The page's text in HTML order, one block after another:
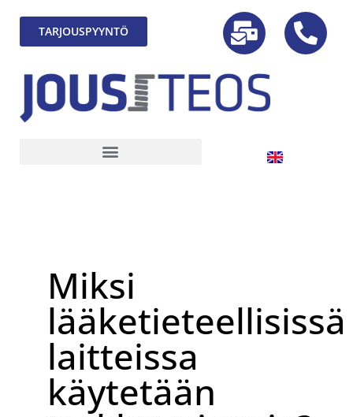
TARJOUSPYYNTÖ
Miksi
lääketieteellisissä
laitteissa
käytetään